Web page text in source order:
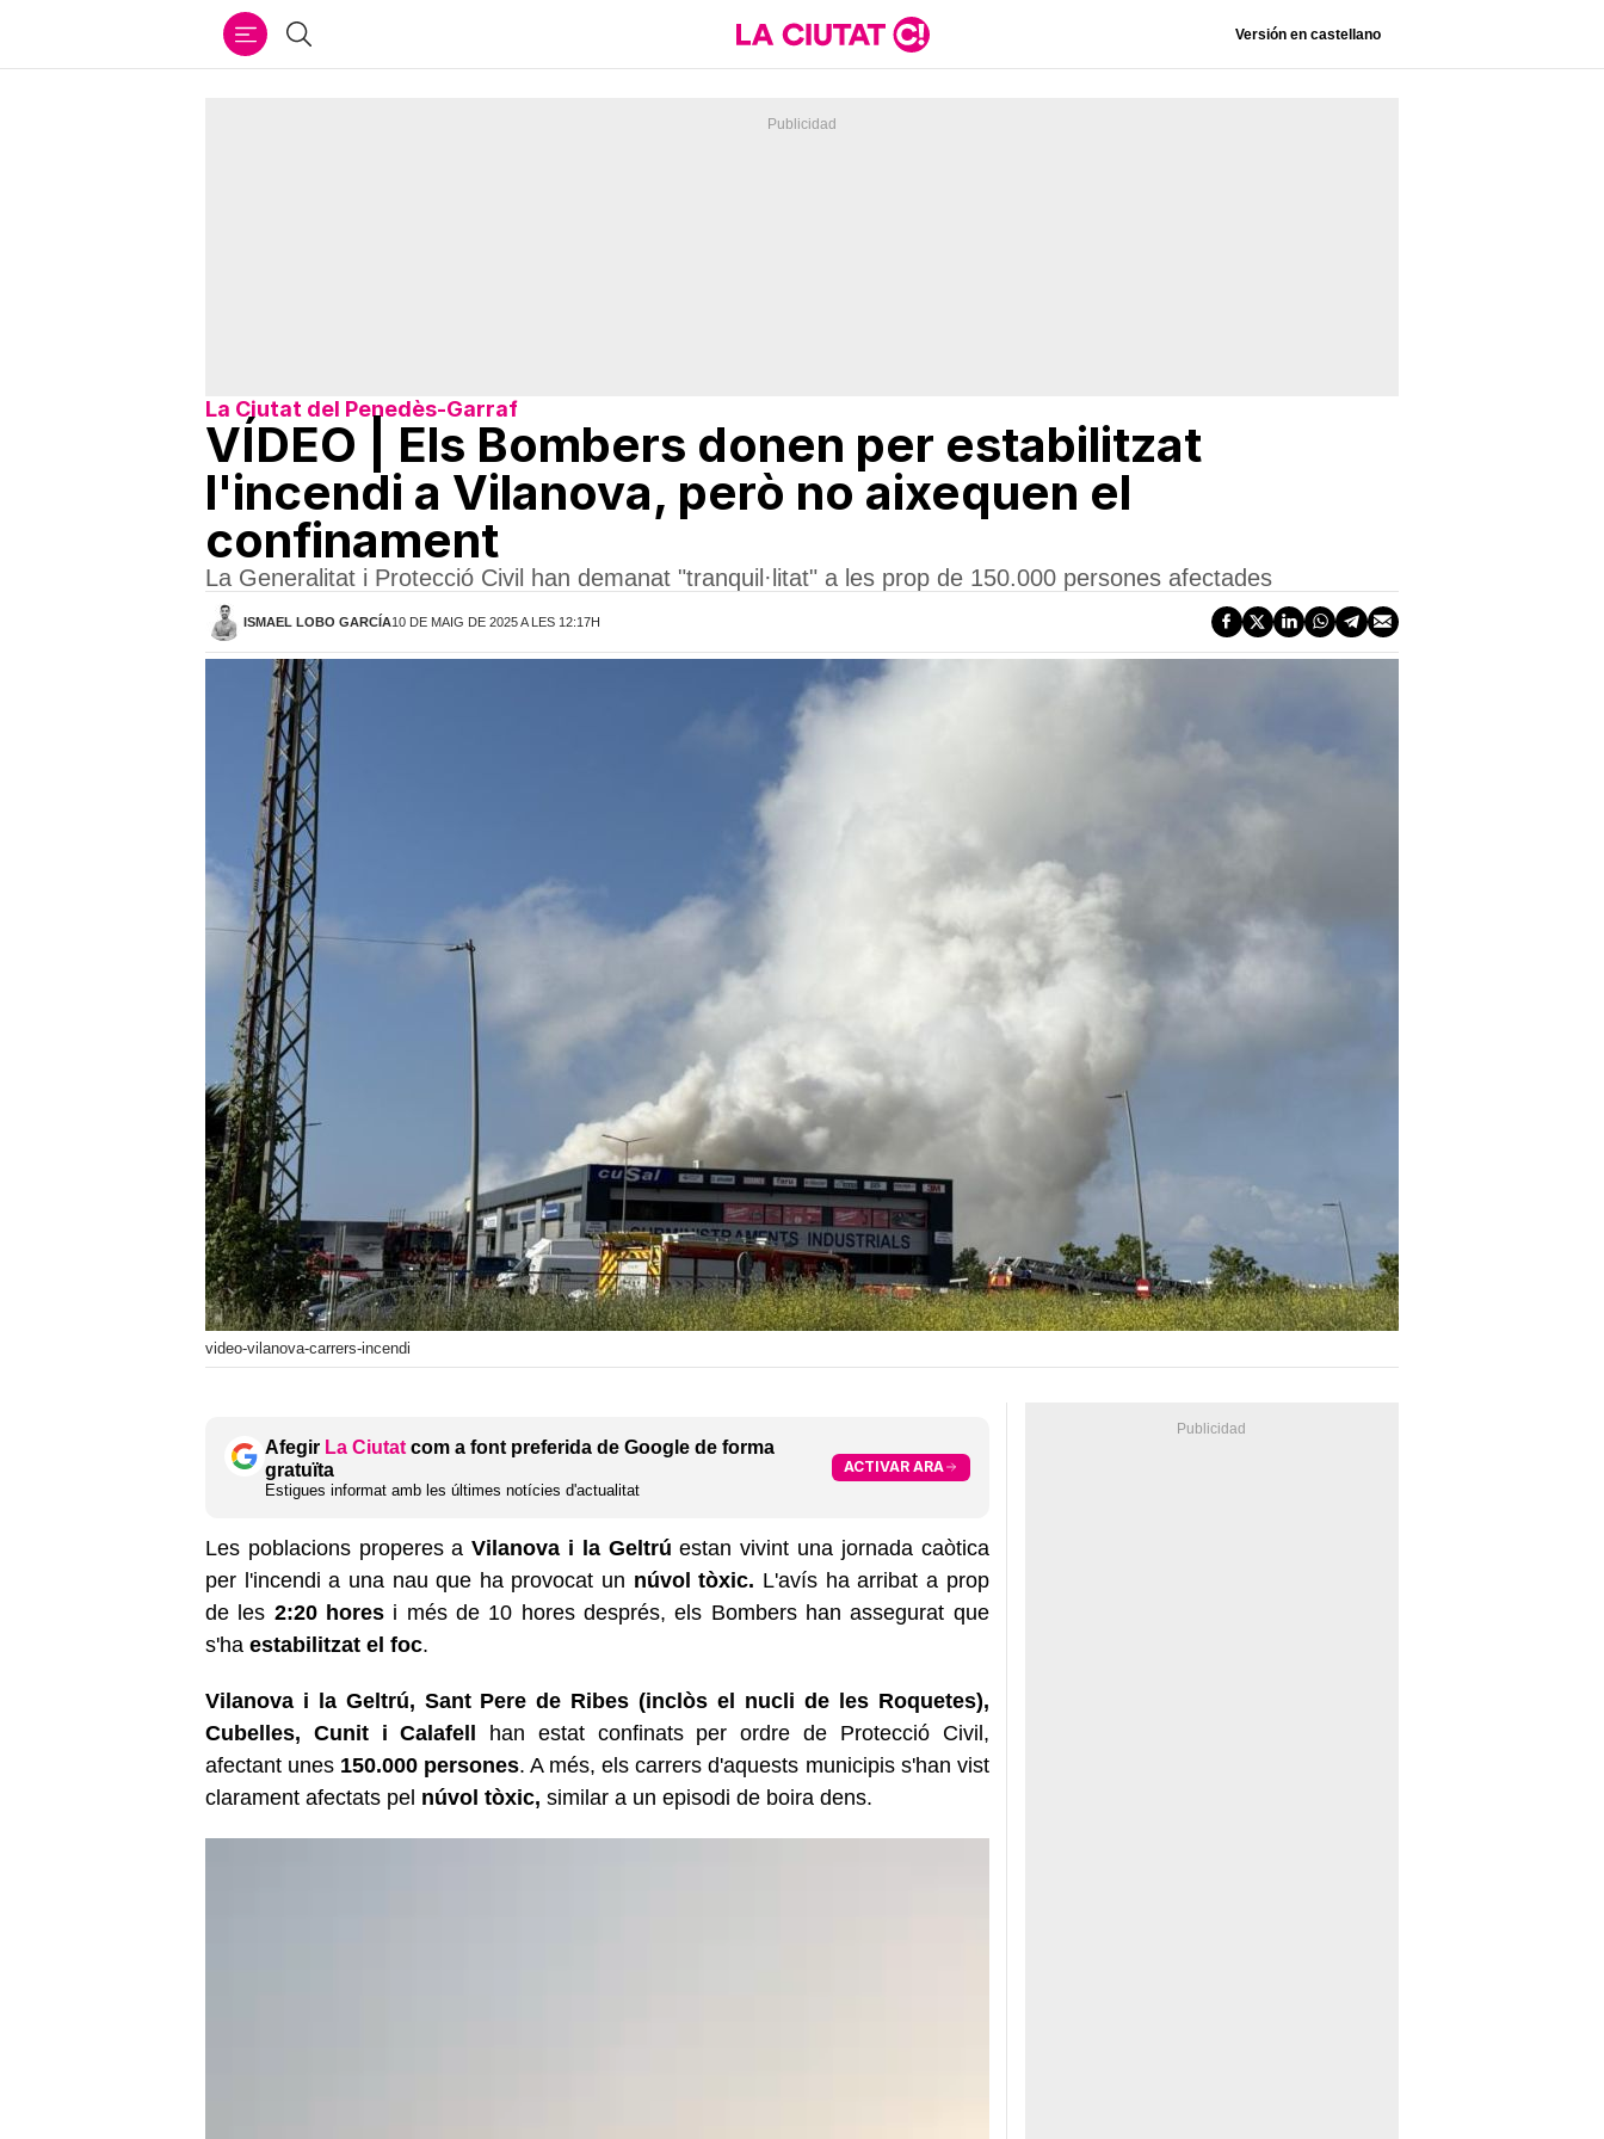
Cercar Versión en castellano
La Ciutat del Penedès-Garraf
VÍDEO | Els Bombers donen per estabilitzat
l'incendi a Vilanova, però no aixequen el
confinament
La Generalitat i Protecció Civil han demanat "tranquil·litat" a les prop de 150.000 persones afectades
ISMAEL LOBO GARCÍA10 DE MAIG DE 2025 A LES 12:17H
video-vilanova-carrers-incendi
Afegir La Ciutat com a font preferida de Google de forma
gratuïta
Estigues informat amb les últimes notícies d'actualitat
ACTIVAR ARA
Les poblacions properes a Vilanova i la Geltrú estan vivint una jornada caòtica
per l'incendi a una nau que ha provocat un núvol tòxic. L'avís ha arribat a prop
de les 2:20 hores i més de 10 hores després, els Bombers han assegurat que
s'ha estabilitzat el foc.
Vilanova i la Geltrú, Sant Pere de Ribes (inclòs el nucli de les Roquetes),
Cubelles, Cunit i Calafell han estat confinats per ordre de Protecció Civil,
afectant unes 150.000 persones. A més, els carrers d'aquests municipis s'han vist
clarament afectats pel núvol tòxic, similar a un episodi de boira dens.